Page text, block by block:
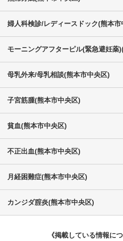
婦人科検診/レディースドック(熊本市
モーニングアフターピル(緊急避妊薬)
母乳外来/母乳相談(熊本市中央区)
子宮筋腫(熊本市中央区)
貧血(熊本市中央区)
不正出血(熊本市中央区)
月経困難症(熊本市中央区)
カンジダ腟炎(熊本市中央区)
《掲載している情報に